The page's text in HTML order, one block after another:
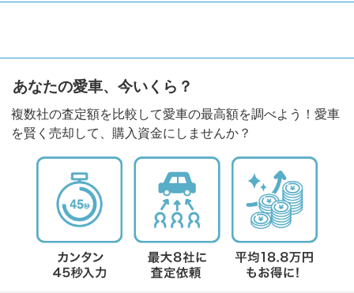
あなたの愛車、今いくら？
複数社の査定額を比較して愛車の最高額を調べよう！愛車
を賢く売却して、購入資金にしませんか？